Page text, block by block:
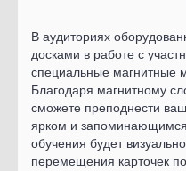
В аудиториях
досками в работе с
специальные магнитные
Благодаря магнитному
сможете преподнести
ярком и
обучения будет
перемещения карточек